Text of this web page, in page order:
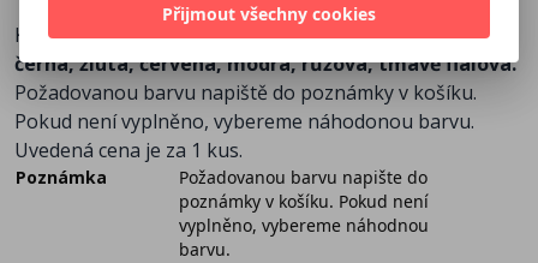
Kočičí držáky stránek máme v těchto barvách:bílá,
černá, žlutá, červená, modrá, růžová, tmavě fialová.
Požadovanou barvu napiště do poznámky v košíku.
Pokud není vyplněno, vybereme náhodonou barvu.
Uvedená cena je za 1 kus.
Poznámka
Požadovanou barvu napište do
poznámky v košíku. Pokud není
vyplněno, vybereme náhodnou
barvu.
Přijmout všechny cookies